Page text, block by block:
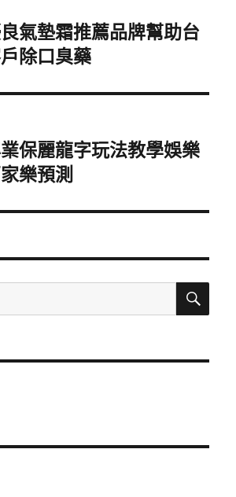
氣墊霜推薦品牌幫助台
除口臭藥
保麗龍字玩法教學娛樂
樂預測
搜